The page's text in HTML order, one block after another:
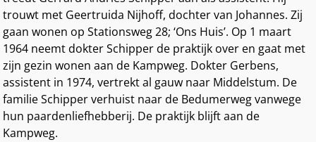
trouwt met Geertruida Nijhoff, dochter van Johannes. Zij
gaan wonen op Stationsweg 28; ‘Ons Huis’. Op 1 maart
1964 neemt dokter Schipper de praktijk over en gaat met
zijn gezin wonen aan de Kampweg. Dokter Gerbens,
assistent in 1974, vertrekt al gauw naar Middelstum. De
familie Schipper verhuist naar de Bedumerweg vanwege
hun paardenliefhebberij. De praktijk blijft aan de
Kampweg.